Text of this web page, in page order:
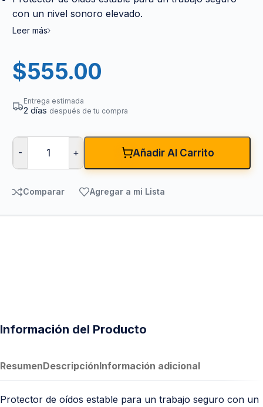
con un nivel sonoro elevado.
Leer más
$555.00
Entrega estimada
2 días después de tu compra
- + Añadir Al Carrito
Comparar Agregar a mi Lista
Información del Producto
ResumenDescripciónInformación adicional
Protector de oídos estable para un trabajo seguro con un